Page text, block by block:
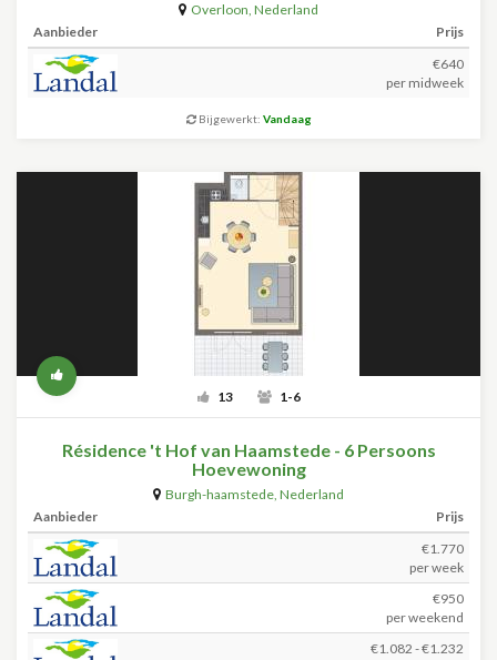
Overloon, Nederland
Aanbieder
Prijs
€640
per midweek
Bijgewerkt: Vandaag
13 1-6
Résidence 't Hof van Haamstede - 6 Persoons
Hoevewoning
Burgh-haamstede, Nederland
Aanbieder
Prijs
€1.770
per week
€950
per weekend
€1.082 - €1.232